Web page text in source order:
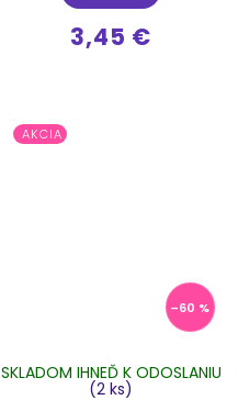
3,45 €
AKCIA
–60 %
SKLADOM IHNEĎ K ODOSLANIU
(2 ks)